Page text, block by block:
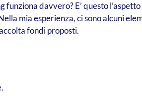
davvero? E’ questo
mia esperienza, ci sono alcuni
fondi proposti.